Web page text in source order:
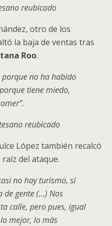
reubicado
otro de los
la baja de ventas tras
Roo.
no ha habido
tiene miedo,
reubicado
López también recalcó
del ataque.
no hay turismo, sí
de gente (…) Nos
calle, pero pues, igual
mejor, lo más